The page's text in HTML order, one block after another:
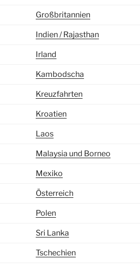
Großbritannien
Indien / Rajasthan
Irland
Kambodscha
Kreuzfahrten
Kroatien
Laos
Malaysia und Borneo
Mexiko
Österreich
Polen
Sri Lanka
Tschechien